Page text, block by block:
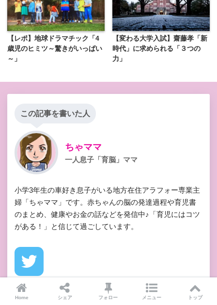
【レポ】地球ドラマチック「4
歳児のヒミツ～驚きがいっぱい
～」
【変わる大学入試】齋藤孝「新
時代」に求められる「３つの
力」
この記事を書いた人
ちゃママ
一人息子「育脳」ママ
小学3年生の車好き息子がいる地方在住アラフォー専業主
婦「ちゃママ」です。赤ちゃんの脳の発達過程や育児書
のまとめ、健康やお金の話などを発信中♪「育児にはコツ
がある！」と信じて過ごしています。
Home シェア フォロー メニュー トップ